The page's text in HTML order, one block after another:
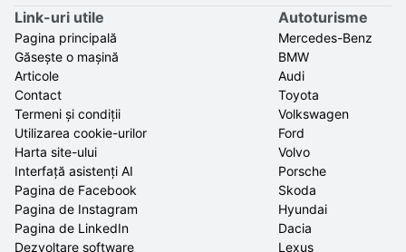
Link-uri utile
Pagina principală
Găsește o mașină
Articole
Contact
Termeni și condiții
Utilizarea cookie-urilor
Harta site-ului
Interfață asistenți AI
Pagina de Facebook
Pagina de Instagram
Pagina de LinkedIn
Dezvoltare software
Autoturisme
Mercedes-Benz
BMW
Audi
Toyota
Volkswagen
Ford
Volvo
Porsche
Skoda
Hyundai
Dacia
Lexus